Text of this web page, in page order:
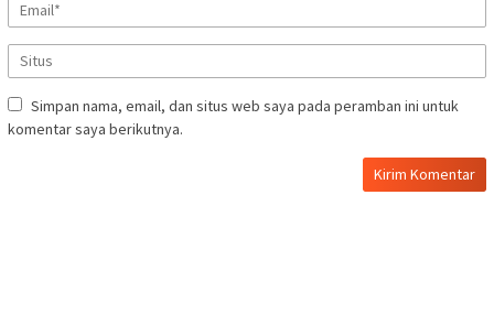
Simpan nama, email, dan situs web saya pada peramban ini untuk
komentar saya berikutnya.